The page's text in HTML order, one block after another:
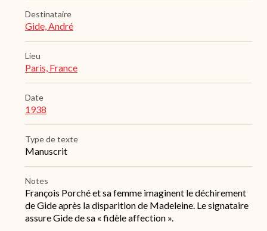
Destinataire
Gide, André
Lieu
Paris, France
Date
1938
Type de texte
Manuscrit
Notes
François Porché et sa femme imaginent le déchirement
de Gide après la disparition de Madeleine. Le signataire
assure Gide de sa « fidèle affection ».